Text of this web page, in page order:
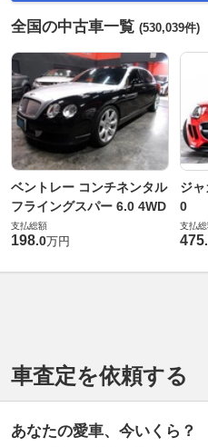
全国の中古車一覧 (530,039件)
ベントレー コンチネンタル
フライングスパー 6.0 4WD
支払総額
198.0万円
ジ
0
支払
475.
車査定を依頼する
あなたの愛車、今いくら？